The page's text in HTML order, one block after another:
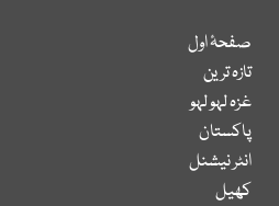
صفحۂ اول
تازہ ترین
غزہ لہو لہو
پاکستان
انٹر نیشنل
کھیل